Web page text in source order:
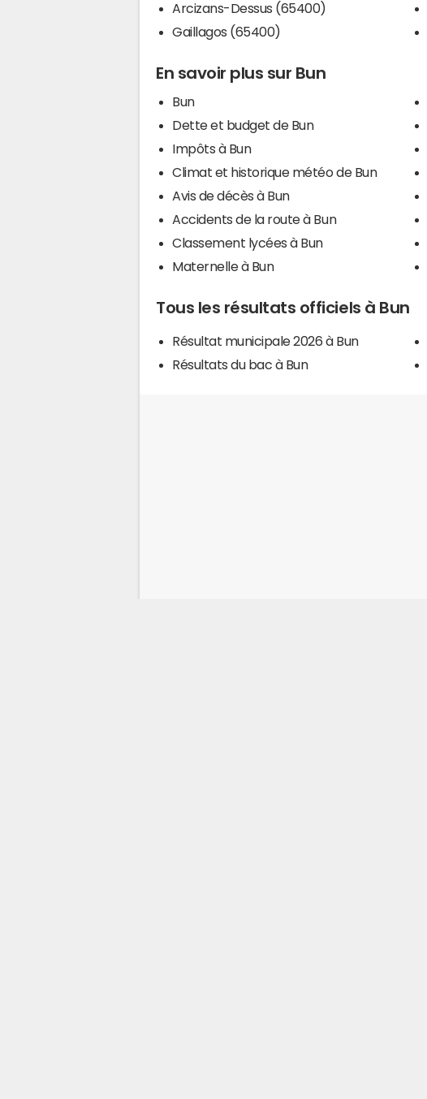
Arcizans-Dessus (65400)
Gaillagos (65400)
En savoir plus sur Bun
Bun
Dette et budget de Bun
Impôts à Bun
Climat et historique météo de Bun
Avis de décès à Bun
Accidents de la route à Bun
Classement lycées à Bun
Maternelle à Bun
Tous les résultats officiels à Bun
Résultat municipale 2026 à Bun
Résultats du bac à Bun